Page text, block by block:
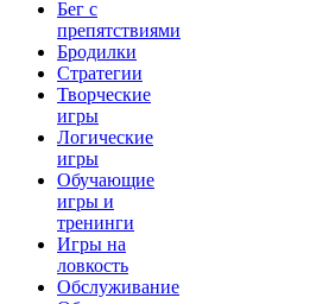
Бег с
препятствиями
Бродилки
Стратегии
Творческие
игры
Логические
игры
Обучающие
игры и
тренинги
Игры на
ловкость
Обслуживание